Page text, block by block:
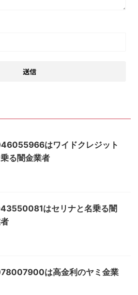
はワイドクレジット
る闇金業者
はセリナと名乗る闇
は高金利のヤミ金業